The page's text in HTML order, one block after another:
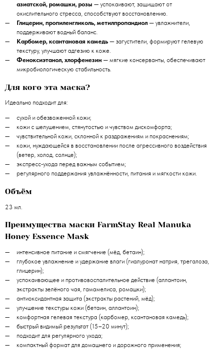
азиатской, ромашки, розы — успокаивают, защищают от
окислительного стресса, способствуют восстановлению.
Глицерин, пропиленгликоль, метилпропандиол — увлажнители,
поддерживают водный баланс.
Карбомер, ксантановая камедь — загустители, формируют гелевую
текстуру, улучшают адгезию к коже.
Феноксиэтанол, хлорфенезин — мягкие консерванты, обеспечивают
микробиологическую стабильность.
Для кого эта маска?
Идеально подходит для:
сухой и обезвоженной кожи;
кожи с шелушением, стянутостью и чувством дискомфорта;
чувствительной кожи, склонной к раздражениям и покраснениям;
кожи, нуждающейся в восстановлении после агрессивного воздействия
(ветер, холод, солнце);
экспресс‑ухода перед важным событием;
регулярного поддержания увлажнённости, питания и мягкости кожи.
Объём
23 мл.
Преимущества маски FarmStay Real Manuka
Honey Essence Mask
интенсивное питание и смягчение (мёд, бетаин);
глубокое увлажнение и удержание влаги (гиалуронат натрия, трегалоза,
глицерин);
успокаивающее и противовоспалительное действие (аллантоин,
экстракты зелёного чая, гамамелиса, ромашки);
антиоксидантная защита (экстракты растений, мёд);
улучшение текстуры кожи (бетаин, аллантоин);
комфортная гелевая текстура (карбомер, ксантановая камедь);
быстрый видимый результат (15–20 минут);
подходит для регулярного ухода;
компактный формат для домашнего и дорожного применения;